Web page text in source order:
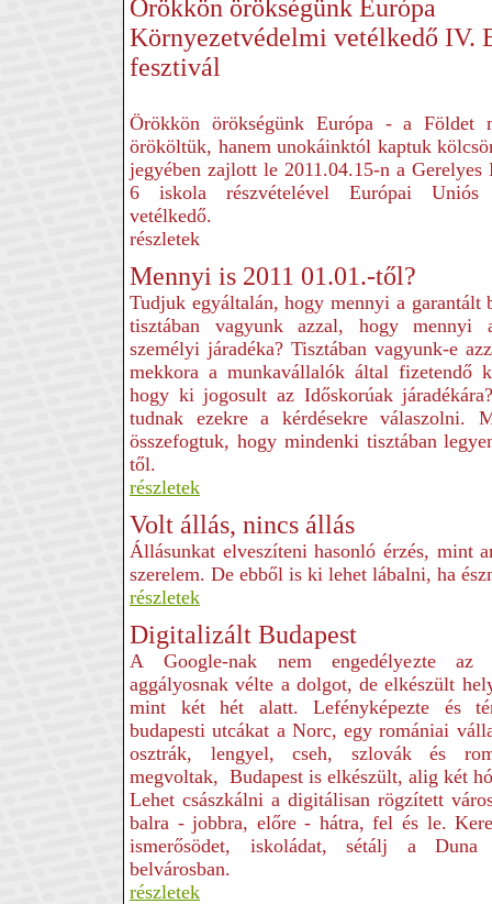
Örökkön örökségünk Európa
Környezetvédelmi vetélkedő IV.
fesztivál
Örökkön örökségünk Európa - a Földet
örököltük, hanem unokáinktól kaptuk
jegyében zajlott le 2011.04.15-n a Gerelyes
6 iskola részvételével Európai Uniós
vetélkedő.
részletek
Mennyi is 2011 01.01.-től?
Tudjuk egyáltalán, hogy mennyi a garantált
tisztában vagyunk azzal, hogy mennyi
személyi járadéka? Tisztában vagyunk-e
mekkora a munkavállalók által fizetendő
hogy ki jogosult az Időskorúak
tudnak ezekre a kérdésekre válaszolni.
összefogtuk, hogy mindenki tisztában
től.
részletek
Volt állás, nincs állás
Állásunkat elveszíteni hasonló érzés, mint
szerelem. De ebből is ki lehet lábalni, ha
részletek
Digitalizált Budapest
A Google-nak nem engedélyezte az
aggályosnak vélte a dolgot, de elkészült
mint két hét alatt. Lefényképezte és
budapesti utcákat a Norc, egy romániai
osztrák, lengyel, cseh, szlovák és
megvoltak, Budapest is elkészült, alig két
Lehet császkálni a digitálisan rögzített
balra - jobbra, előre - hátra, fel és le.
ismerősödet, iskoládat, sétálj a
belvárosban.
részletek